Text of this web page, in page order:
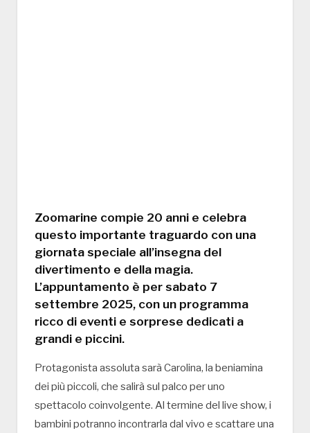
Zoomarine compie 20 anni e celebra
questo importante traguardo con una
giornata speciale all’insegna del
divertimento e della magia.
L’appuntamento è per sabato 7
settembre 2025, con un programma
ricco di eventi e sorprese dedicati a
grandi e piccini.
Protagonista assoluta sarà Carolina, la beniamina
dei più piccoli, che salirà sul palco per uno
spettacolo coinvolgente. Al termine del live show, i
bambini potranno incontrarla dal vivo e scattare una